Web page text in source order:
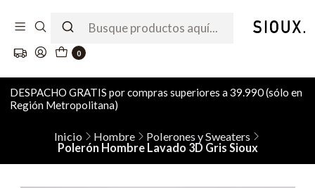
0
DESPACHO GRATIS por compras superiores a 39.990 (sólo en
Región Metropolitana)
Inicio Hombre
Polerones y Sweaters
Polerón Hombre Lavado 3D Gris Sioux